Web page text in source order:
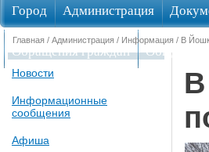
Город Администрация
Обращения граждан
Главная / Администрация / Информация / В
Новости
Информационные
сообщения
Афиша